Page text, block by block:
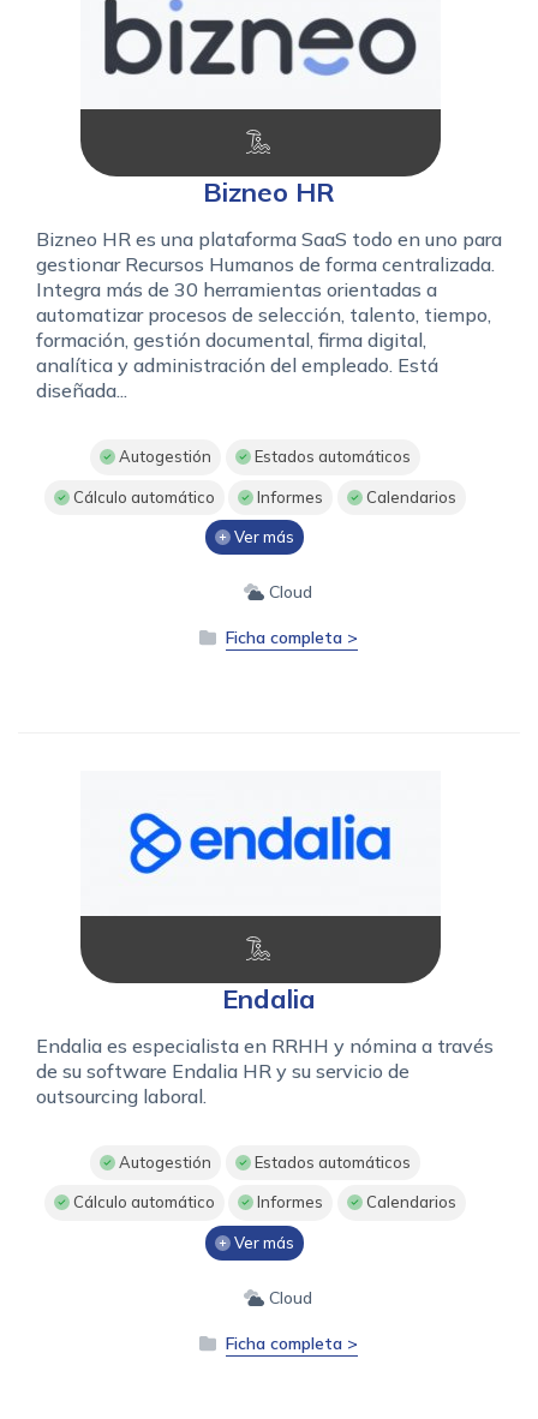
Bizneo HR
Bizneo HR es una plataforma SaaS todo en uno para
gestionar Recursos Humanos de forma centralizada.
Integra más de 30 herramientas orientadas a
automatizar procesos de selección, talento, tiempo,
formación, gestión documental, firma digital,
analítica y administración del empleado. Está
diseñada...
Autogestión Estados automáticos
Cálculo automático Informes Calendarios
Ver más
Cloud
Ficha completa >
Endalia
Endalia es especialista en RRHH y nómina a través
de su software Endalia HR y su servicio de
outsourcing laboral.
Autogestión Estados automáticos
Cálculo automático Informes Calendarios
Ver más
Cloud
Ficha completa >